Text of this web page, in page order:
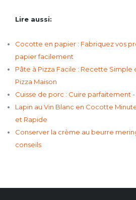
Lire aussi:
Cocotte en papier : Fabriquez vos
papier facilement
Pâte à Pizza Facile : Recette Simple
Pizza Maison
Cuisse de porc : Cuire parfaitement
Lapin au Vin Blanc en Cocotte
et Rapide
Conserver la crème au beurre
conseils